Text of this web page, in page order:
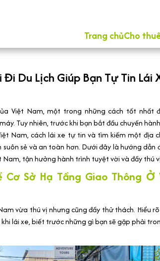
Trang chủCho
Du Lịch Giúp Bạn Tự Tin Lái
Việt Nam, một trong những cách tốt nhất
Tuy nhiên, trước khi bạn bắt đầu chuyến
Nam, cách lái xe tự tin và tìm kiếm một địa
sẻ và an toàn hơn. Dưới đây là hướng dẫn
tận hưởng hành trình tuyệt vời và đầy thú
Sở Hạ Tầng Giao Thông Ở
vừa thú vị nhưng cũng đầy thử thách. Hiểu
lái xe, biết trước những gì bạn sẽ gặp phải